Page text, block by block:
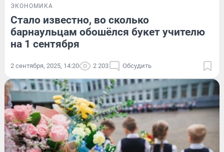
ЭКОНОМИКА
Стало известно, во сколько
барнаульцам обошёлся букет учителю
на 1 сентября
2 сентября, 2025, 14:20 2 203 Обсудить